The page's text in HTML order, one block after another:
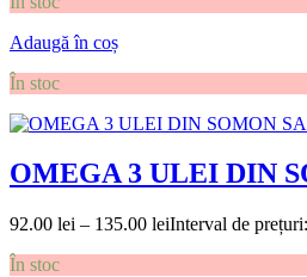
Adaugă în coș
În stoc
OMEGA 3 ULEI DIN
92.00 lei – 135.00 leiInterval de
În stoc